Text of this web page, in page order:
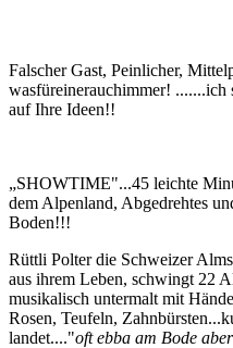
Falscher Gast, Peinlicher,
wasfüreinerauchimmer!
auf Ihre Ideen!!
„SHOWTIME"...45 leichte
dem Alpenland, Abgedrehtes
Boden!!!
Rüttli Polter die Schweizer
aus ihrem Leben, schwingt 22
musikalisch untermalt mit
Rosen, Teufeln,
landet...."oft ebba am Bode